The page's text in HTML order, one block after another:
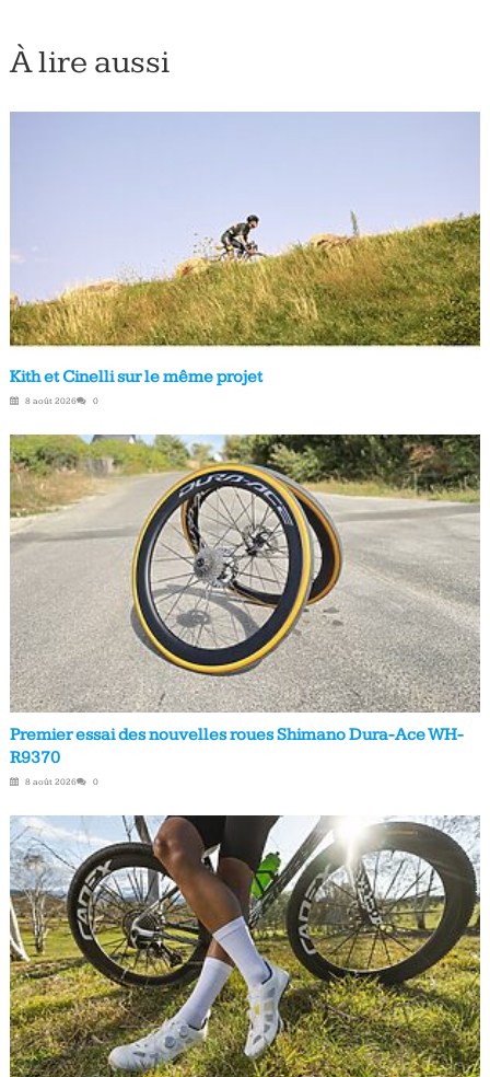
À lire aussi
Kith et Cinelli sur le même projet
8 août 2026 0
Premier essai des nouvelles roues Shimano Dura-Ace WH-
R9370
8 août 2026 0